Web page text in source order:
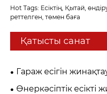
Hot Tags: Есіктің, Қытай,
реттелген, төмен баға
Қатысты санат
Гараж есігін
Өнеркәсіптік есікті